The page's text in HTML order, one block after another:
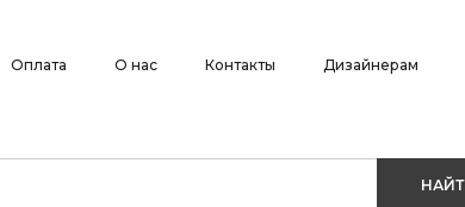
Оплата О нас Контакты Дизайнерам